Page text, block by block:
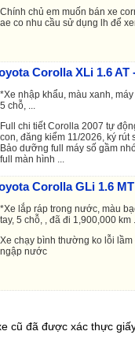
Chính chủ em muốn bán xe
ae co nhu cầu sử dụng lh để
Corolla XLi 1.6 AT
*Xe nhập khẩu, màu xanh,
5 chỗ, ...
Full chi tiết Corolla 2007 tự
con, đăng kiểm 11/2026, ký rút
Bảo dưỡng full máy số gầm
full màn hình ...
Corolla GLi 1.6
*Xe lắp ráp trong nước, màu
tay, 5 chỗ, , đã đi 1,900,000 km ...
Xe chạy bình thường ko lỗi
ngập nước
cũ đã được xác thực